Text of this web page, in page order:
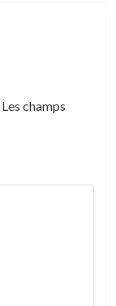
Les champs